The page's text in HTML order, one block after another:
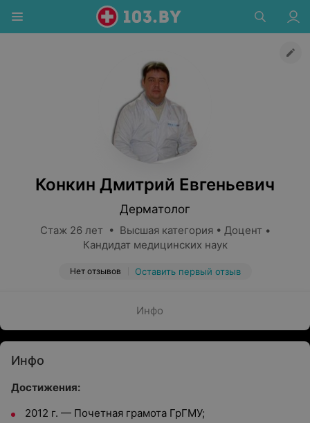
Конкин Дмитрий Евгеньевич
Дерматолог
Стаж 26 лет • Высшая категория • Доцент •
Кандидат медицинских наук
Нет отзывов Оставить первый отзыв
Инфо
Инфо
Достижения:
2012 г. — Почетная грамота ГрГМУ;